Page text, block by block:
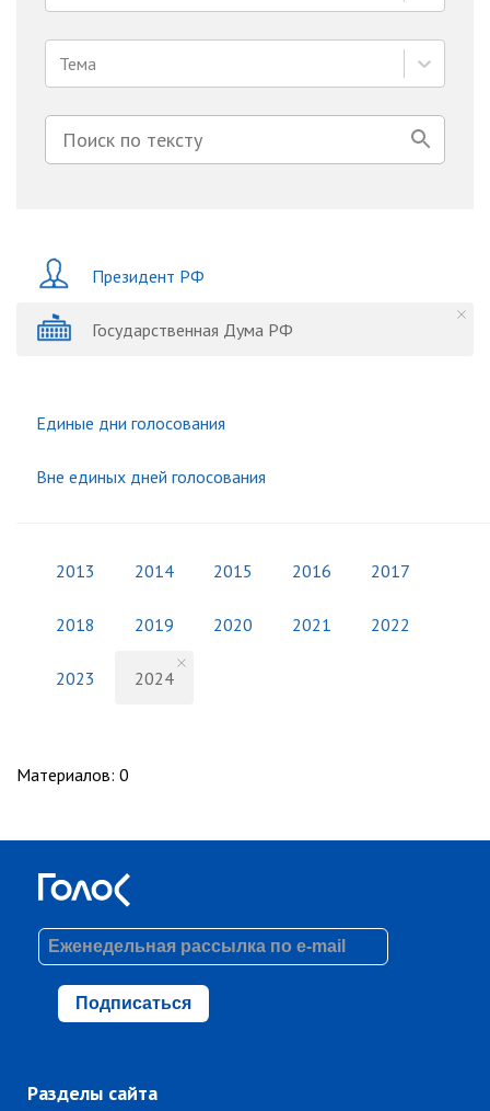
Тема
Президент РФ
Государственная Дума РФ
Единые дни голосования
Вне единых дней голосования
2013 2014 2015 2016 2017
2018 2019 2020 2021 2022
2023 2024
Материалов: 0
Подписаться
Разделы сайта